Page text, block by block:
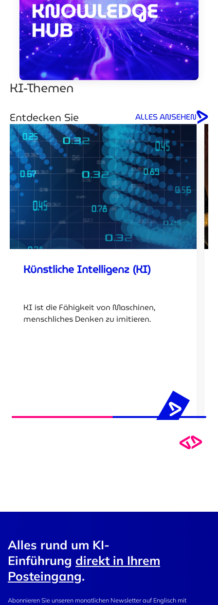
KI-Themen
Entdecken Sie ALLES ANSEHEN
Künstliche Intelligenz (KI)
KI ist die Fähigkeit von Maschinen,
menschliches Denken zu imitieren.
Alles rund um KI-
Einführung direkt in Ihrem
Posteingang.
Abonnieren Sie unseren monatlichen Newsletter auf Englisch mit